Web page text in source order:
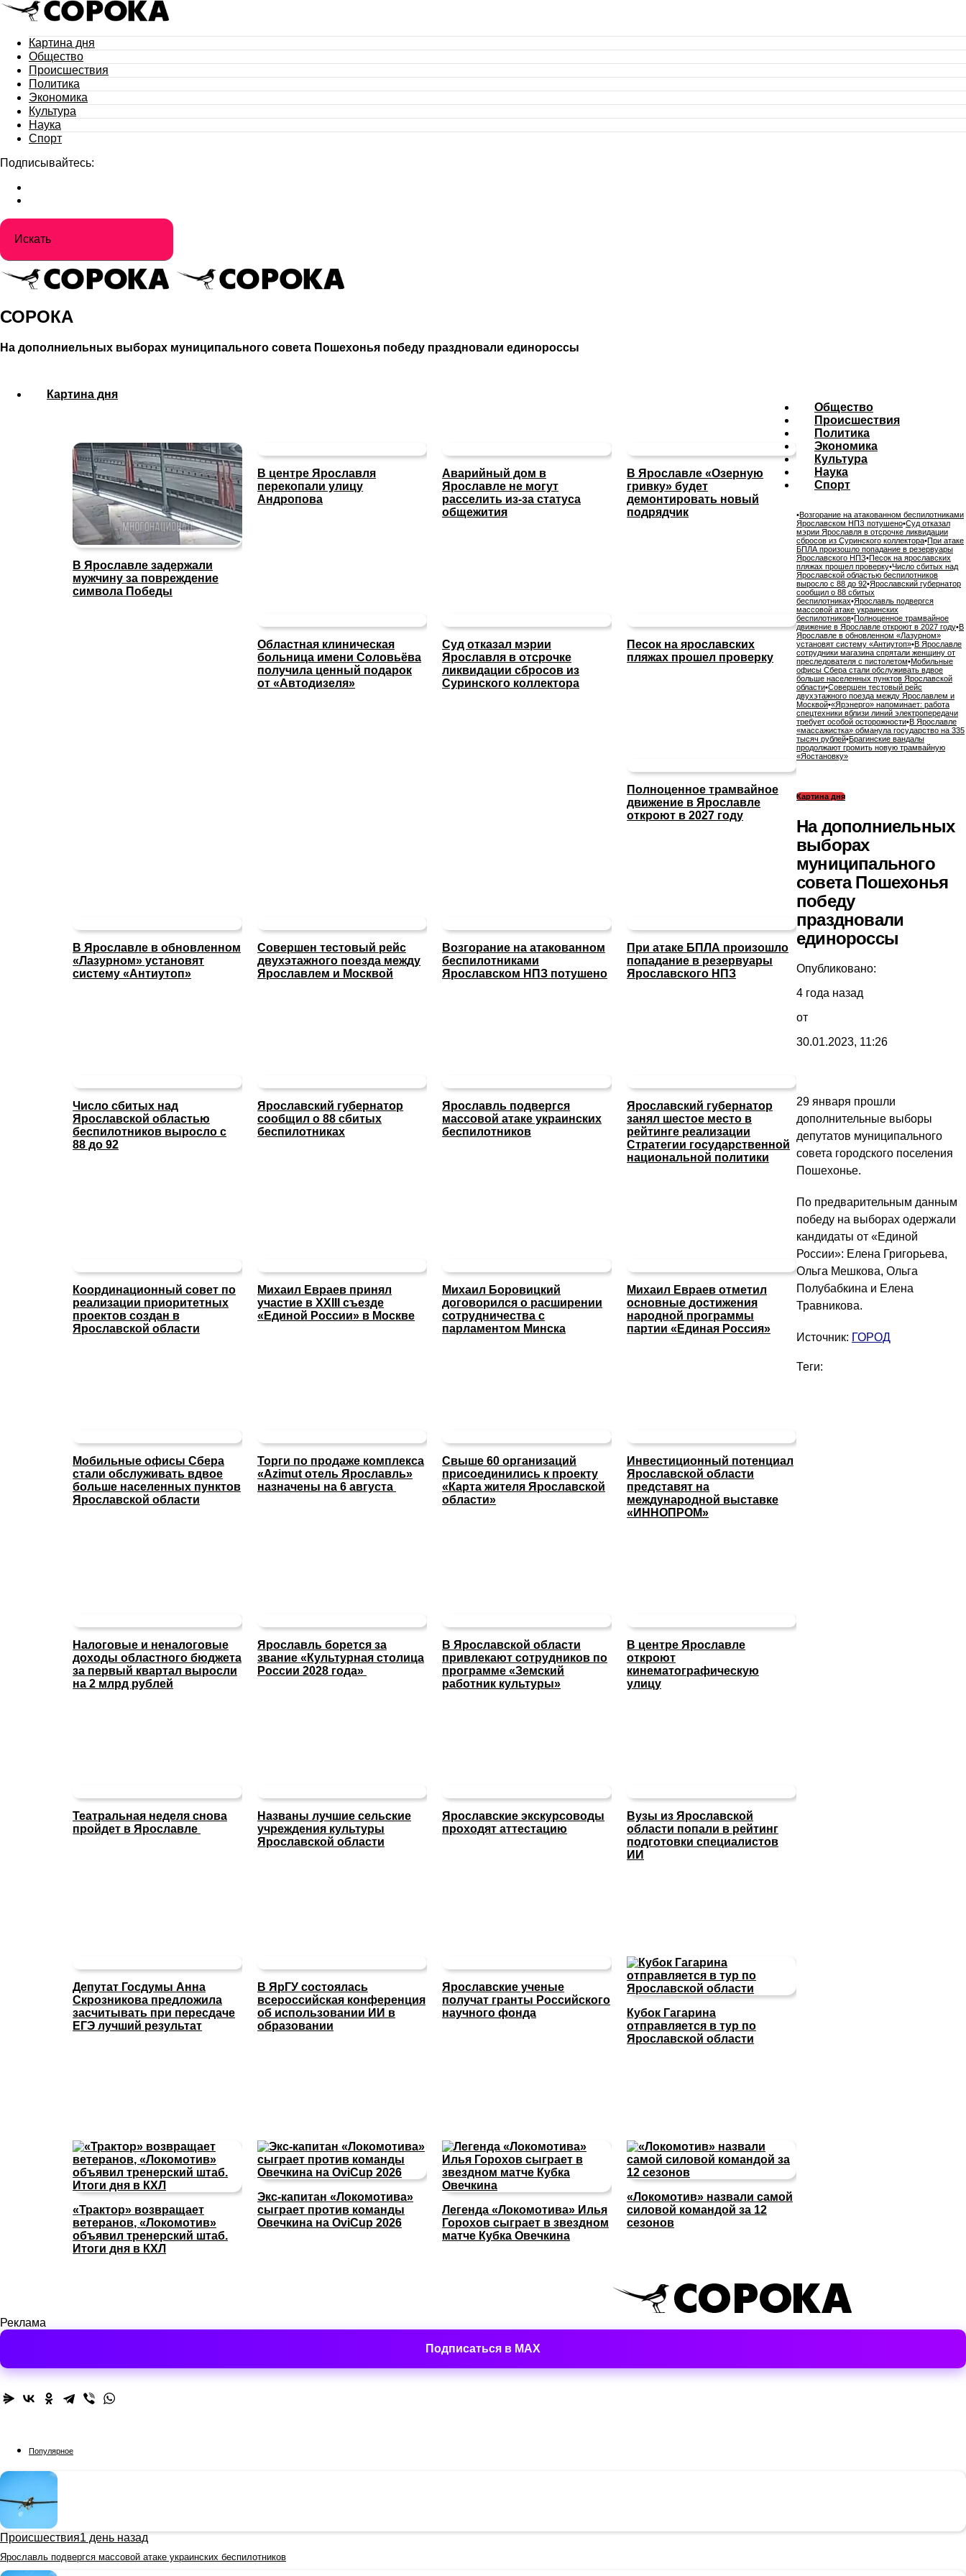
Картина дня
Общество
Происшествия
Политика
Экономика
Культура
Наука
Спорт
Подписывайтесь:
СОРОКА
На дополниельных выборах муниципального совета Пошехонья победу праздновали единороссы
Картина дня
В Ярославле задержали
мужчину за повреждение
символа Победы
В центре Ярославля
перекопали улицу
Андропова
Аварийный дом в
Ярославле не могут
расселить из-за статуса
общежития
В Ярославле «Озерную
гривку» будет
демонтировать новый
подрядчик
Областная клиническая
больница имени Соловьёва
получила ценный подарок
от «Автодизеля»
Общество
Суд отказал мэрии
Ярославля в отсрочке
ликвидации сбросов из
Суринского коллектора
Песок на ярославских
пляжах прошел проверку
Полноценное трамвайное
движение в Ярославле
откроют в 2027 году
В Ярославле в обновленном
«Лазурном» установят
систему «Антиутоп»
Совершен тестовый рейс
двухэтажного поезда между
Ярославлем и Москвой
Происшествия
Возгорание на атакованном
беспилотниками
Ярославском НПЗ потушено
При атаке БПЛА произошло
попадание в резервуары
Ярославского НПЗ
Число сбитых над
Ярославской областью
беспилотников выросло с
88 до 92
Ярославский губернатор
сообщил о 88 сбитых
беспилотниках
Ярославль подвергся
массовой атаке украинских
беспилотников
Политика
Ярославский губернатор
занял шестое место в
рейтинге реализации
Стратегии государственной
национальной политики
Координационный совет по
реализации приоритетных
проектов создан в
Ярославской области
Михаил Евраев принял
участие в XXIII съезде
«Единой России» в Москве
Михаил Боровицкий
договорился о расширении
сотрудничества с
парламентом Минска
Михаил Евраев отметил
основные достижения
народной программы
партии «Единая Россия»
Экономика
Мобильные офисы Сбера
стали обслуживать вдвое
больше населенных пунктов
Ярославской области
Торги по продаже комплекса
«Azimut отель Ярославль»
назначены на 6 августа
Свыше 60 организаций
присоединились к проекту
«Карта жителя Ярославской
области»
Инвестиционный потенциал
Ярославской области
представят на
международной выставке
«ИННОПРОМ»
Налоговые и неналоговые
доходы областного бюджета
за первый квартал выросли
на 2 млрд рублей
Культура
Ярославль борется за
звание «Культурная столица
России 2028 года»
В Ярославской области
привлекают сотрудников по
программе «Земский
работник культуры»
В центре Ярославле
откроют
кинематографическую
улицу
Театральная неделя снова
пройдет в Ярославле
Названы лучшие сельские
учреждения культуры
Ярославской области
Наука
Ярославские экскурсоводы
проходят аттестацию
Вузы из Ярославской
области попали в рейтинг
подготовки специалистов
ИИ
Депутат Госдумы Анна
Скрозникова предложила
засчитывать при пересдаче
ЕГЭ лучший результат
В ЯрГУ состоялась
всероссийская конференция
об использовании ИИ в
образовании
Ярославские ученые
получат гранты Российского
научного фонда
Спорт
Кубок Гагарина
отправляется в тур по
Ярославской области
«Трактор» возвращает
ветеранов, «Локомотив»
объявил тренерский штаб.
Итоги дня в КХЛ
Экс-капитан «Локомотива»
сыграет против команды
Овечкина на OviCup 2026
Легенда «Локомотива» Илья
Горохов сыграет в звездном
матче Кубка Овечкина
«Локомотив» назвали самой
силовой командой за 12
сезонов
•Возгорание на атакованном беспилотниками
Ярославском НПЗ потушено•Суд отказал
мэрии Ярославля в отсрочке ликвидации
сбросов из Суринского коллектора•При атаке
БПЛА произошло попадание в резервуары
Ярославского НПЗ•Песок на ярославских
пляжах прошел проверку•Число сбитых над
Ярославской областью беспилотников
выросло с 88 до 92•Ярославский губернатор
сообщил о 88 сбитых
беспилотниках•Ярославль подвергся
массовой атаке украинских
беспилотников•Полноценное трамвайное
движение в Ярославле откроют в 2027 году•В
Ярославле в обновленном «Лазурном»
установят систему «Антиутоп»•В Ярославле
сотрудники магазина спрятали женщину от
преследователя с пистолетом•Мобильные
офисы Сбера стали обслуживать вдвое
больше населенных пунктов Ярославской
области•Совершен тестовый рейс
двухэтажного поезда между Ярославлем и
Москвой•«Ярэнерго» напоминает: работа
спецтехники вблизи линий электропередачи
требует особой осторожности•В Ярославле
«массажистка» обманула государство на 335
тысяч рублей•Брагинские вандалы
продолжают громить новую трамвайную
«Яостановку»
Картина дня
На дополниельных
выборах
муниципального
совета Пошехонья
победу
праздновали
единороссы
Опубликовано:
4 года назад
от
30.01.2023, 11:26
29 января прошли
дополнительные выборы
депутатов муниципального
совета городского поселения
Пошехонье.
По предварительным данным
победу на выборах одержали
кандидаты от «Единой
России»: Елена Григорьева,
Ольга Мешкова, Ольга
Полубабкина и Елена
Травникова.
Источник: ГОРОД
Теги:
Реклама
Подписаться в MAX
Популярное
Происшествия1 день назад
Ярославль подвергся массовой атаке украинских беспилотников